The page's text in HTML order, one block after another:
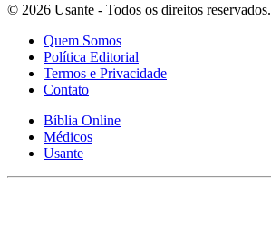
© 2026 Usante - Todos os direitos reservados.
Quem Somos
Política Editorial
Termos e Privacidade
Contato
Bíblia Online
Médicos
Usante